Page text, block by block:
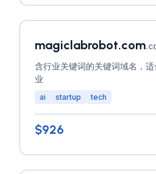
magiclabrobot.com
含行业关键词的关键词域名，
业
ai startup tech
$926